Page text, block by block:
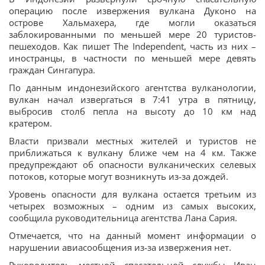
операцию после извержения вулкана Дуконо на
острове Хальмахера, где могли оказаться
заблокированными по меньшей мере 20 туристов-
пешеходов. Как пишет The Independent, часть из них –
иностранцы, в частности по меньшей мере девять
граждан Сингапура.
По данным индонезийского агентства вулканологии,
вулкан начал извергаться в 7:41 утра в пятницу,
выбросив столб пепла на высоту до 10 км над
кратером.
Власти призвали местных жителей и туристов не
приближаться к вулкану ближе чем на 4 км. Также
предупреждают об опасности вулканических селевых
потоков, которые могут возникнуть из-за дождей.
Уровень опасности для вулкана остается третьим из
четырех возможных – одним из самых высоких,
сообщила руководительница агентства Лана Сария.
Отмечается, что на данный момент информации о
нарушении авиасообщения из-за извержения нет.